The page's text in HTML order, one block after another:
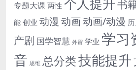
专题大课 两性 个人提升书
能 创业 动漫 动画动画/动漫
产剧 国学智慧 外贸 学业 学习
音 思维 总分类技能提升